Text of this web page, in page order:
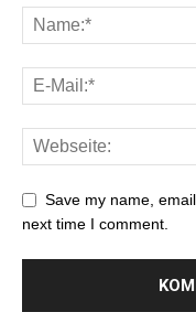
Save my name,
next time I comment.